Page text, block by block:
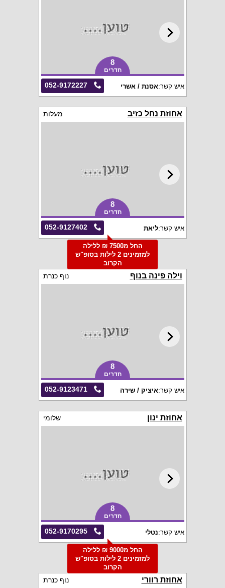
8
חדרים
052-9172227 איש קשר:אסנת / אשרי
אחוזת נחל כזיב מעלות
8
חדרים
052-9127402 איש קשר:ליאת
החל מ7500 ₪ ללילה
למזמינים 2 לילות בסופ"ש
הקרוב
וילה פינה בנוף נוף כנרת
8
חדרים
052-9123471 איש קשר:איציק / שירה
אחוזת ינון שלומי
8
חדרים
052-9170295 איש קשר:נטלי
החל מ9000 ₪ ללילה
למזמינים 2 לילות בסופ"ש
הקרוב
אחוזת רוורי נוף כנרת